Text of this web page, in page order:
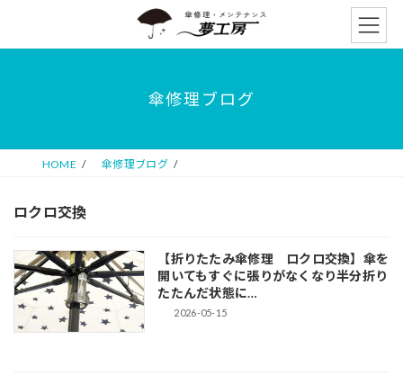
ッ
移
傘修理ブログ
HOME 傘修理ブログ
ロクロ交換
【折りたたみ傘修理 ロクロ交換】傘を
開いてもすぐに張りがなくなり半分折り
たたんだ状態に…
2026-05-15